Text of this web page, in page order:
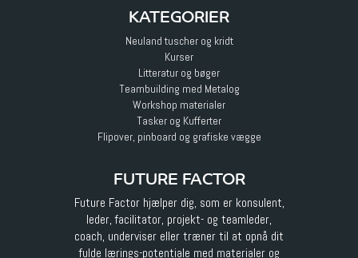
KATEGORIER
Neuland tuscher og kridt
Kurser
Litteratur og bøger
Teambuilding med Metalog
Workshop materialer
Tasker og Kufferter
Flipover, pinboard og grafiske vægge
FUTURE FACTOR
Future Factor hjælper dig, som er konsulent,
leder, facilitator, projekt- og teamleder,
coach, underviser eller træner til at opnå dit
fulde lærings-potentiale med materialer og